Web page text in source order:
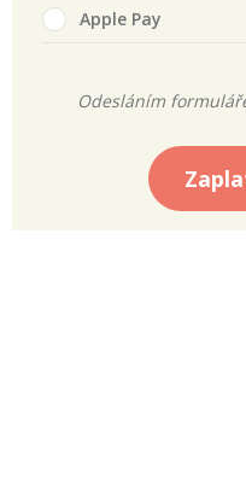
Apple Pay
Odesláním